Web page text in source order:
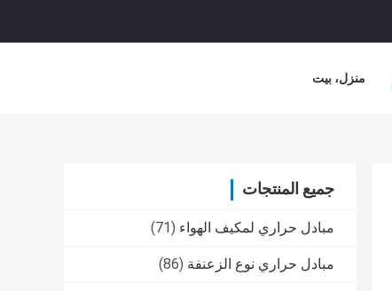
منزل، بيت
جميع المنتجات
مبادل حراري لمكيف الهواء (71)
مبادل حراري نوع الزعنفة (86)